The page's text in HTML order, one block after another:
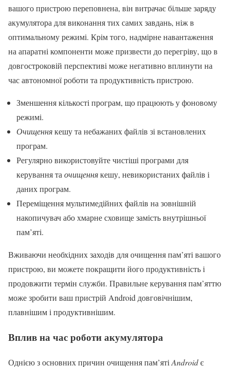
вашого пристрою переповнена, він витрачає більше заряду
акумулятора для виконання тих самих завдань, ніж в
оптимальному режимі. Крім того, надмірне навантаження
на апаратні компоненти може призвести до перегріву, що в
довгостроковій перспективі може негативно вплинути на
час автономної роботи та продуктивність пристрою.
Зменшення кількості програм, що працюють у фоновому
режимі.
Очищеннякешу та небажаних файлів зі встановлених
програм.
Регулярно використовуйте чистіші програми для
керування таочищеннякешу, невикористаних файлів і
даних програм.
Переміщення мультимедійних файлів на зовнішній
накопичувач або хмарне сховище замість внутрішньої
пам’яті.
Вживаючи необхідних заходів для очищення пам’яті вашого
пристрою, ви можете покращити його продуктивність і
продовжити термін служби. Правильне керування пам’яттю
може зробити ваш пристрій Android довговічнішим,
плавнішим і продуктивнішим.
Вплив на час роботи акумулятора
Однією з основних причин очищення пам’яті Androidє